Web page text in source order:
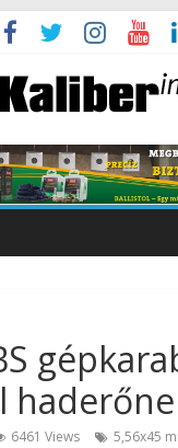
6461 Views 5,56x45